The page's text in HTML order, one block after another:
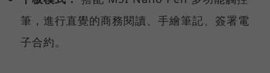
筆，進行直覺的商務閱讀、手繪筆記、簽署電
子合約。